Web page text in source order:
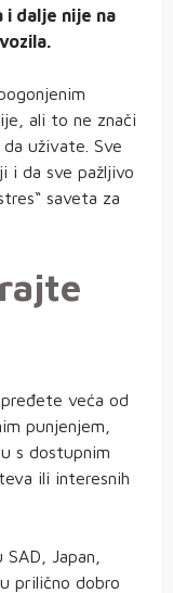
dalje nije na
ali to ne znači
uživate. Sve
i da sve pažljivo
saveta za
veća od
punjenjem,
s dostupnim
ili interesnih
Japan,
prilično dobro